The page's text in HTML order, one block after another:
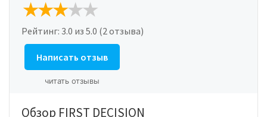
Рейтинг: 3.0 из 5.0 (2 отзыва)
Написать отзыв
читать отзывы
Обзор FIRST DECISION